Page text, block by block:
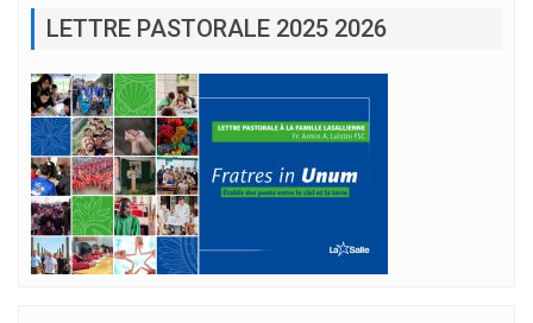
LETTRE PASTORALE 2025 2026